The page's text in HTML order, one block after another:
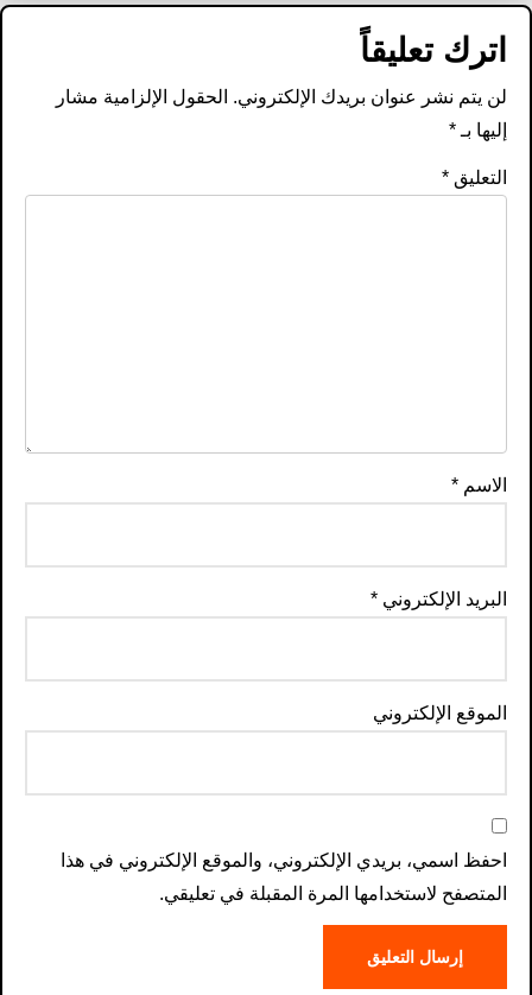
اترك تعليقاً
لن يتم نشر عنوان بريدك الإلكتروني. الحقول الإلزامية مشار
إليها بـ*
التعليق*
الاسم*
البريد الإلكتروني*
الموقع الإلكتروني
احفظ اسمي، بريدي الإلكتروني، والموقع الإلكتروني في هذا
المتصفح لاستخدامها المرة المقبلة في تعليقي.